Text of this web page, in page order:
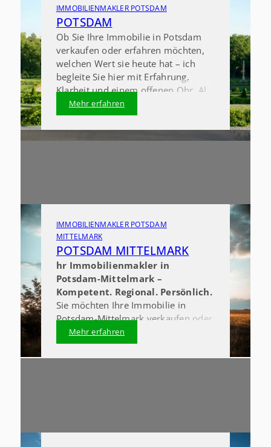
persönlich, zuverlässig und mit
einem klaren Blick für den lokalen
Markt.
IMMOBILIENMAKLER POTSDAM
POTSDAM
Ob Sie Ihre Immobilie in Potsdam
verkaufen oder erfahren möchten,
welchen Wert sie heute hat – ich
begleite Sie hier mit Erfahrung,
Klarheit und einem offenen Ohr. Als
Immobilienmakler in Potsdam bin
ich hier zuhause, kenne den Markt
bestens und sorge dafür, dass Ihr
Immobilienverkauf transparent,
Mehr erfahren
IMMOBILIENMAKLER POTSDAM
MITTELMARK
POTSDAM MITTELMARK
hr Immobilienmakler in
Potsdam-Mittelmark –
Kompetent. Regional. Persönlich.
Sie möchten Ihre Immobilie in
Potsdam-Mittelmark verkaufen oder
suchen eine professionelle
Immobilienbewertung? Wir begleiten
Sie als erfahrener Immobilienmakler
Mehr erfahren